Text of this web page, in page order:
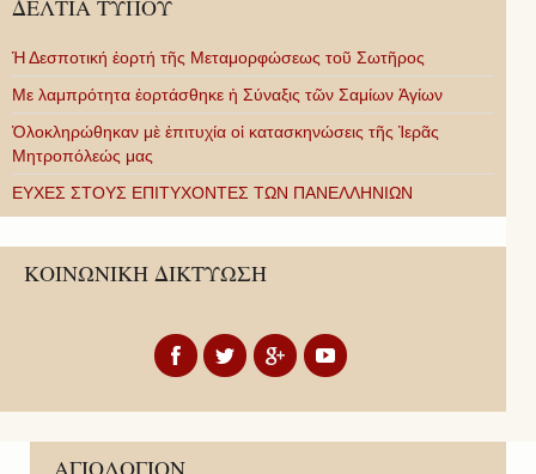
ΔΕΛΤΙΑ ΤΥΠΟΥ
Ἡ Δεσποτική ἑορτή τῆς Μεταμορφώσεως τοῦ Σωτῆρος
Με λαμπρότητα ἑορτάσθηκε ἡ Σύναξις τῶν Σαμίων Ἁγίων
Ὁλοκληρώθηκαν μὲ ἐπιτυχία οἱ κατασκηνώσεις τῆς Ἱερᾶς
Μητροπόλεώς μας
ΕΥΧΕΣ ΣΤΟΥΣ ΕΠΙΤΥΧΟΝΤΕΣ ΤΩΝ ΠΑΝΕΛΛΗΝΙΩΝ
ΚΟΙΝΩΝΙΚΗ ΔΙΚΤΥΩΣΗ
ΑΓΙΟΛΟΓΙΟΝ